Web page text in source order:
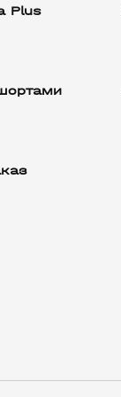
Plus